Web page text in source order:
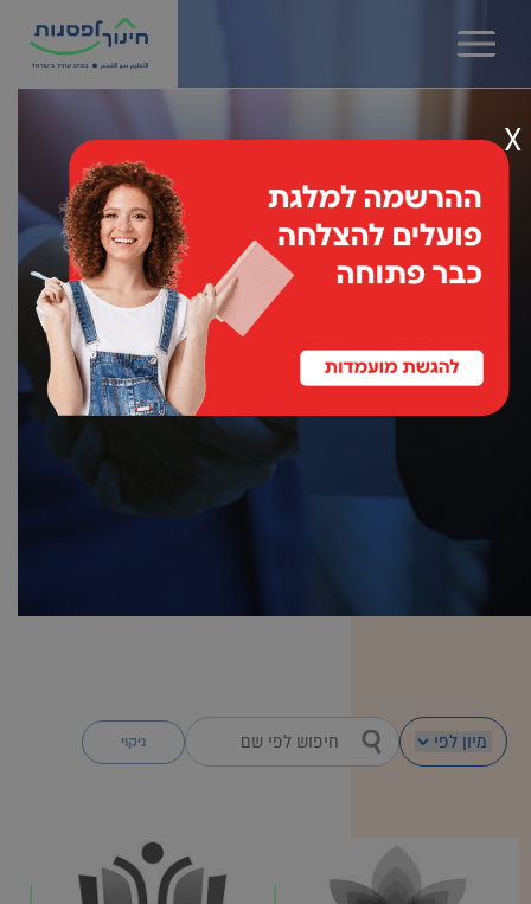
מֻפְעֶלֶת
מַעֲרֶכֶת
הַמְּסַיַּעַת
לִנְגִישׁוּת
שותפים
ניקוי
X